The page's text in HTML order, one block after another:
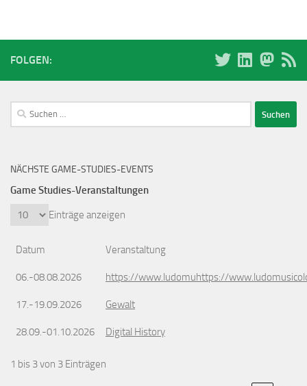
FOLGEN:
Suchen
nach:
NÄCHSTE GAME-STUDIES-EVENTS
Game Studies-Veranstaltungen
Einträge anzeigen
Datum Veranstaltung
06.-08.08.2026 https://www.ludomuhttps://
17.-19.09.2026 Gewalt
28.09.-01.10.2026 Digital History
1 bis 3 von 3 Einträgen